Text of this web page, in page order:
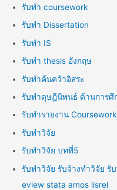
รับทำ coursework
รับทำ Dissertation
รับทำ IS
รับทำ thesis อังกฤษ
รับทำค้นคว้าอิสระ
รับทำดุษฎีนิพนธ์ ด้านการศึ
รับทำรายงาน
รับทำวิจัย
รับทำวิจัย บทที่5
รับทำวิจัย รับจ้างทำวิจัย รั
eview stata amos lisrel